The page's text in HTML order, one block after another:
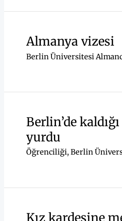
Almanya vizesi
Berlin Üniversitesi
Berlin’de
yurdu
Öğrenciliği, Berlin
Kız kardeşine